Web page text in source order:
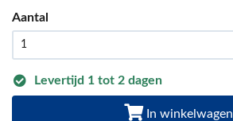
Aantal
Levertijd 1 tot 2 dagen
In winkelwagen